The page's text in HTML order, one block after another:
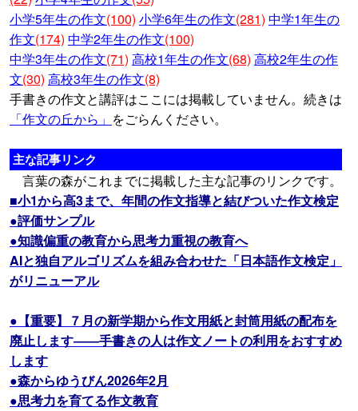
小学5年生の作文(100) 小学6年生の作文(281) 中学1年生の
作文(174) 中学2年生の作文(100)
中学3年生の作文(71) 高校1年生の作文(68) 高校2年生の作
文(30) 高校3年生の作文(8)
手書きの作文と講評はここには掲載していません。続きは
「作文の丘から」 をごらんください。
主な記事リンク
言葉の森がこれまでに掲載した主な記事のリンクです。
■小1から高3まで、年間の作文指導と結びついた作文検定
●評価サンプル
●知識偏重の教育から思考力重視の教育へ
AIと独自アルゴリズムを組み合わせた「日本語作文検定」
がリニューアル
●【重要】７月の新学期から作文用紙と封筒用紙の配布を
廃止します――手書きの人は作文ノートの利用をおすすめ
します
●森からゆうびん2026年2月
●思考力を育てる作文教育